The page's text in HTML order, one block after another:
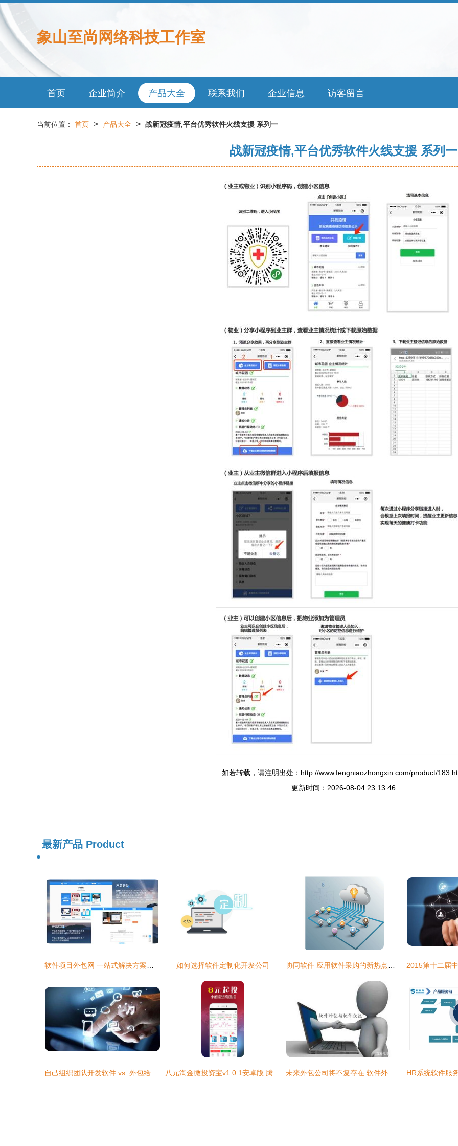
象山至尚网络科技工作室
首页 企业简介 产品大全 联系我们 企业信息 访客留言
当前位置： 首页 > 产品大全 > 战新冠疫情,平台优秀软件火线支援 系列一
战新冠疫情,平台优秀软件火线支援 系列一
如若转载，请注明出处：http://www.fengniaozhongxin.com/product/
更新时间：2026-08-04 23:13:46
最新产品 Product
如何选择软件定制化开发公司